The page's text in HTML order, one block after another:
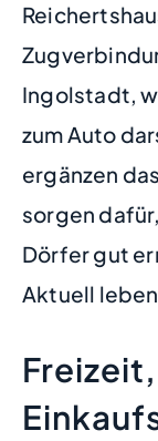
Ingolstadt,
zum Auto
ergänzen
sorgen
Dörfer gut
Aktuell